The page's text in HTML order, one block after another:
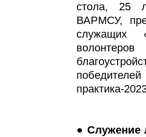
стола, 25
ВАРМСУ,
служащих
практика-
● Служение